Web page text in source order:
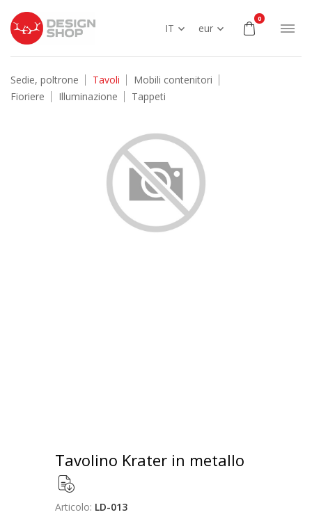
IT eur
0
Sedie, poltrone Tavoli
Mobili contenitori
Fioriere
Illuminazione Tappeti
Tavolino Krater in metallo
Articolo: LD-013